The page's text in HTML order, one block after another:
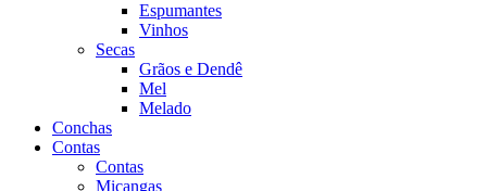
Espumantes
Vinhos
Secas
Grãos e Dendê
Mel
Melado
Conchas
Contas
Contas
Miçangas